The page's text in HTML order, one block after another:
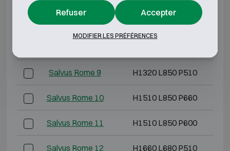
Salvus Rome 7 H1200 L850 P660
Salvus Rome 9 H1320 L850 P510
Salvus Rome 10 H1510 L850 P660
Salvus Rome 11 H1510 L850 P600
Salvus Rome 12 H1660 L680 P510
Refuser Accepter
MODIFIER LES PRÉFÉRENCES